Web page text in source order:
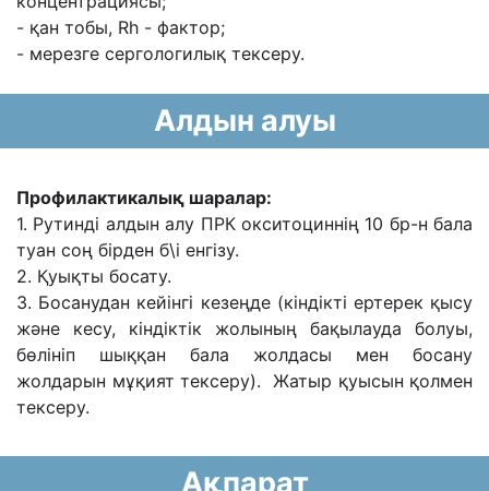
- қан тобы, Rh - фактор;
- мерезге сергологилық тексеру.
Алдын алуы
Профилактикалық шаралар:
1. Рутинді алдын алу ПРК окситоциннің 10 бр-н бала
туан соң бірден б\і енгізу.
2. Қуықты босату.
3. Босанудан кейінгі кезеңде (кіндікті ертерек қысу
және кесу, кіндіктік жолының бақылауда болуы,
бөлініп шыққан бала жолдасы мен босану
жолдарын мұқият тексеру). Жатыр қуысын қолмен
тексеру.
Ақпарат